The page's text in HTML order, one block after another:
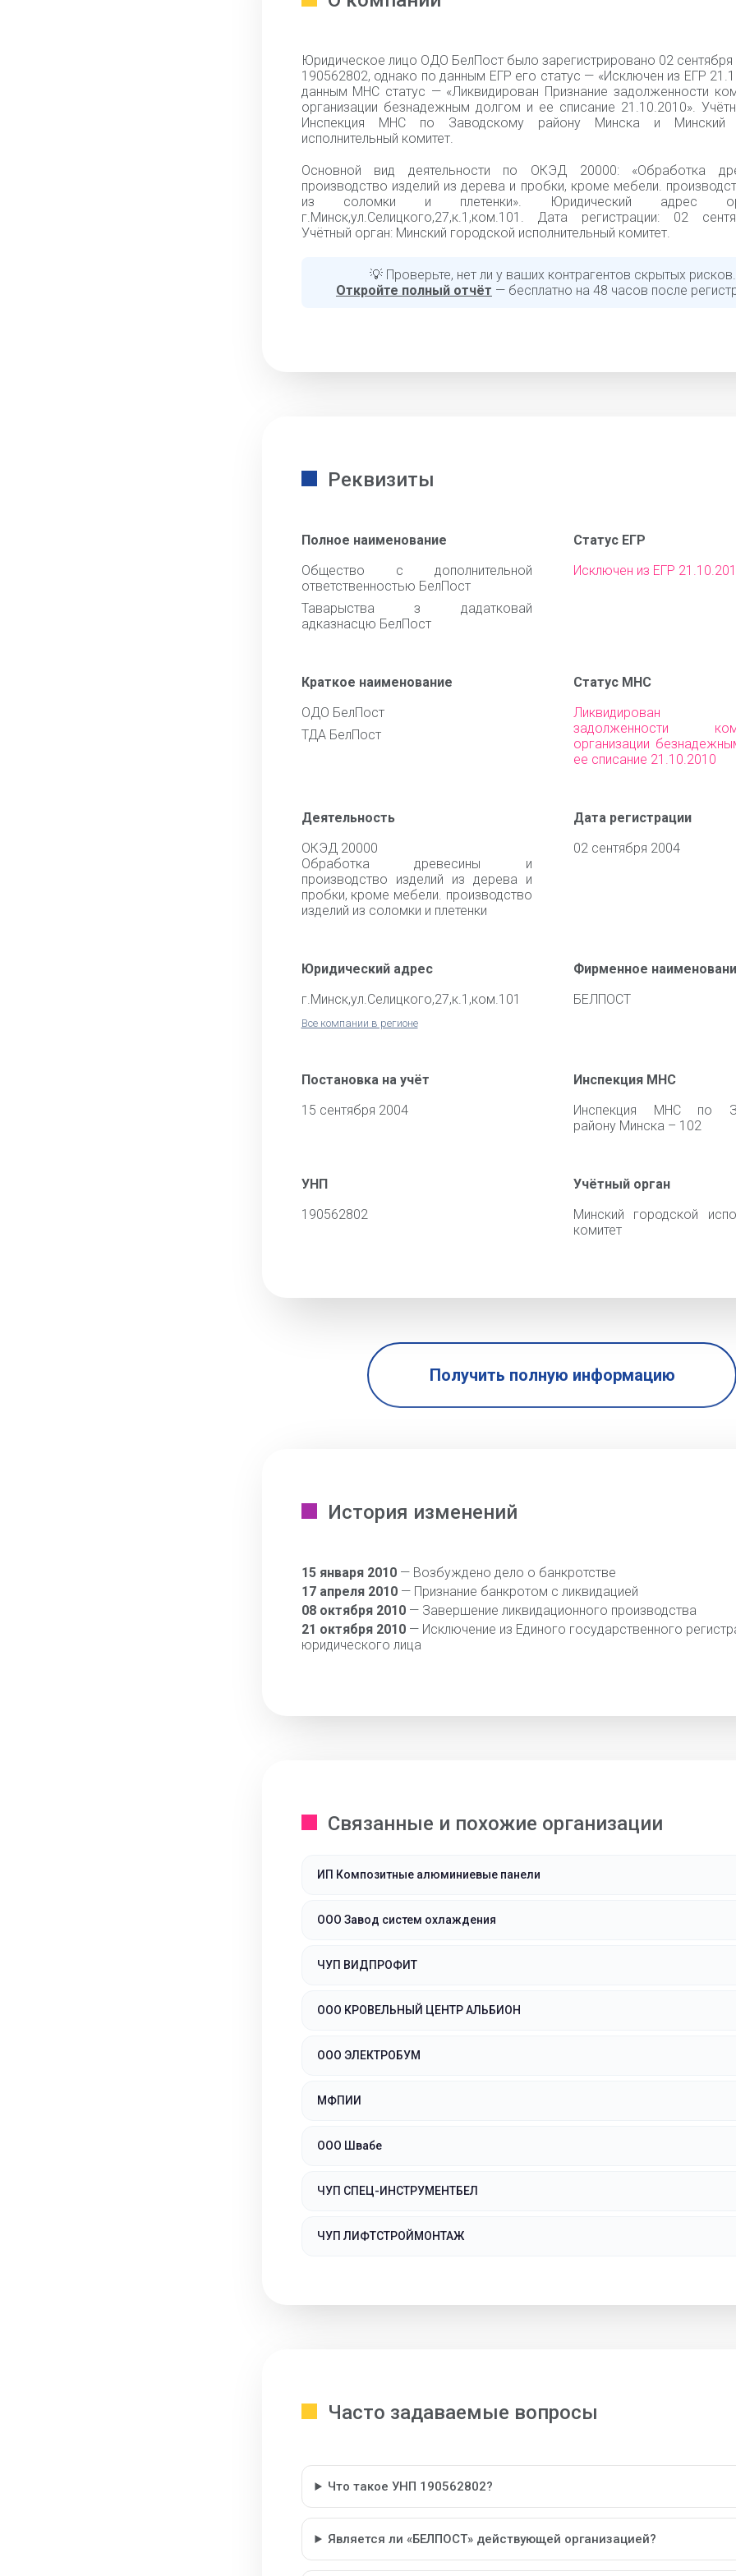
Юридическое лицо ОДО БелПост было зарегистрировано 02
190562802, однако по данным ЕГР его статус — «Исключен из ЕГР
данным МНС статус — «Ликвидирован Признание задолженности
организации безнадежным долгом и ее списание 21.10.2010».
Инспекция МНС по Заводскому району Минска и Минский
исполнительный комитет.
Основной вид деятельности по ОКЭД 20000: «Обработка
производство изделий из дерева и пробки, кроме мебели.
из соломки и плетенки». Юридический адрес
г.Минск,ул.Селицкого,27,к.1,ком.101. Дата регистрации: 02
Учётный орган: Минский городской исполнительный комитет.
💡 Проверьте, нет ли у ваших контрагентов скрытых рисков.
Откройте полный отчёт — бесплатно на 48 часов после
Реквизиты
Полное наименование
Общество с дополнительной
ответственностью БелПост
Таварыства з дадатковай
адказнасцю БелПост
Статус ЕГР
Исключен из ЕГР
Краткое наименование
ОДО БелПост
ТДА БелПост
Статус МНС
Ликвидирован
задолженности
организации
ее списание 21.10.2010
Деятельность
ОКЭД 20000
Обработка древесины и
производство изделий из дерева и
пробки, кроме мебели. производство
изделий из соломки и плетенки
Дата регистрации
02 сентября 2004
Юридический адрес
г.Минск,ул.Селицкого,27,к.1,ком.101
Все компании в регионе
Фирменное
БЕЛПОСТ
Постановка на учёт
15 сентября 2004
Инспекция МНС
Инспекция МНС по
району Минска – 102
УНП
190562802
Учётный орган
Минский городской
комитет
Получить полную информацию
История изменений
15 января 2010— Возбуждено дело о банкротстве
17 апреля 2010— Признание банкротом с ликвидацией
08 октября 2010— Завершение ликвидационного производства
21 октября 2010— Исключение из Единого государственного
юридического лица
Связанные и похожие организации
ИП Композитные алюминиевые панели
ООО Завод систем охлаждения
ЧУП ВИДПРОФИТ
ООО КРОВЕЛЬНЫЙ ЦЕНТР АЛЬБИОН
ООО ЭЛЕКТРОБУМ
МФПИИ
ООО Швабе
ЧУП СПЕЦ-ИНСТРУМЕНТБЕЛ
ЧУП ЛИФТСТРОЙМОНТАЖ
Часто задаваемые вопросы
Что такое УНП 190562802?
Является ли «БЕЛПОСТ» действующей организацией?